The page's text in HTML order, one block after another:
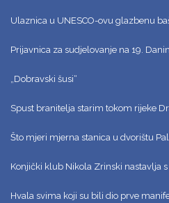
Ulaznica u UNESCO-ovu glazbenu
Prijavnica za sudjelovanje na 19.
„Dobravski šusi“
Spust branitelja starim tokom rijeke
Što mjeri mjerna stanica u dvorištu
Konjički klub Nikola Zrinski nastavlja s
Hvala svima koji su bili dio prve